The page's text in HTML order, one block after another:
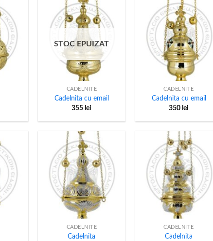
STOC EPUIZAT
CADELNITE
Cadelnita cu email
355 lei
CADELNITE
Cadelnita cu email
350 lei
CADELNITE
Cadelnita
CADELNITE
Cadelnita